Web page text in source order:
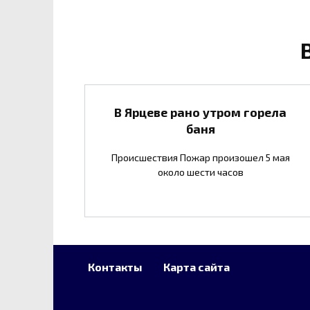
В Ярцеве рано утром горела
баня
Происшествия Пожар произошел 5 мая
около шести часов
Контакты Карта сайта